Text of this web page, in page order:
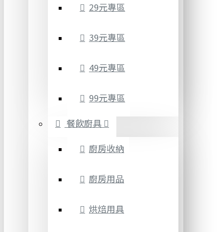
29元專區
39元專區
49元專區
99元專區
餐飲廚具
廚房收納
廚房用品
烘焙用具